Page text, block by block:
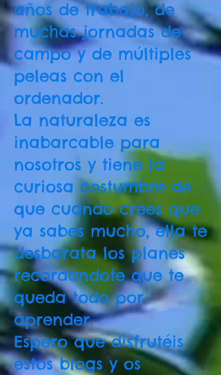
años de trabajo, de
muchas jornadas de
campo y de múltiples
peleas con el
ordenador.
La naturaleza es
inabarcable para
nosotros y tiene la
curiosa costumbre de
que cuando crees que
ya sabes mucho, ella te
desbarata los planes
recordándote que te
queda todo por
aprender.
Espero que disfrutéis
estos blogs y os